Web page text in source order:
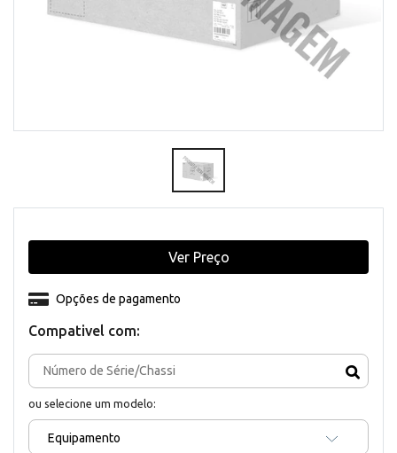
Compativel com:
ou selecione um modelo:
Equipamento
Opções de pagamento
Ver Preço